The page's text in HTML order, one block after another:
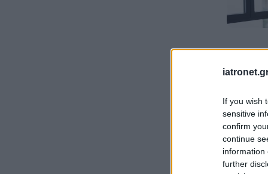
If you wish
sensitive
confirm
continue
information
further